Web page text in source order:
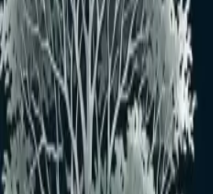
病害
ネガンビョウ
概要
※根頭癌腫病(kontou-ganshu-byo)に
Agrobacterium tumefaciens（2020年に
て再確立）。細菌が植物の傷口から